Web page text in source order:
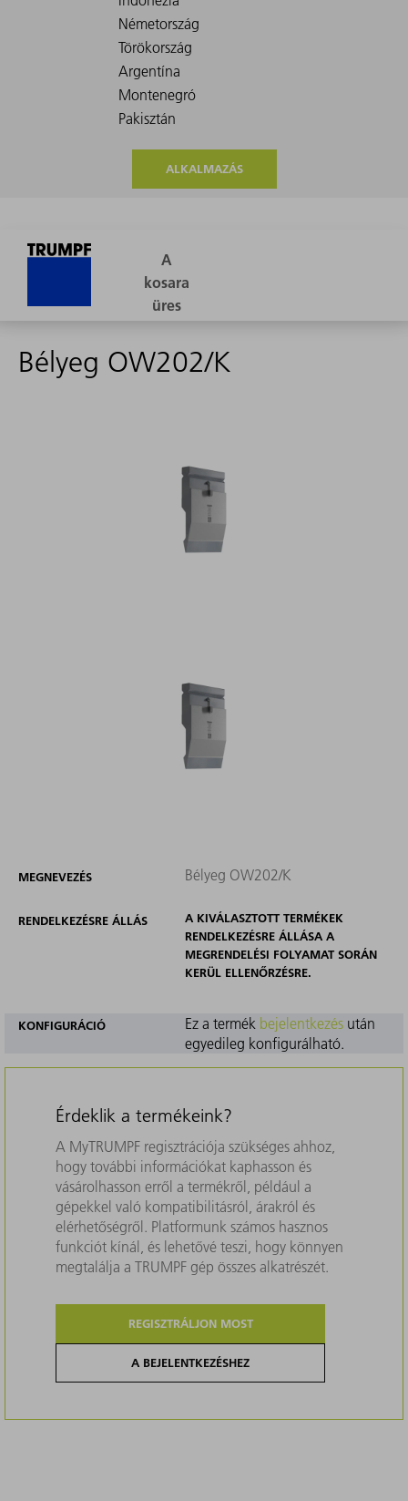
ALKALMAZÁS
Bélyeg OW202/K
MEGNEVEZÉS Bélyeg OW202/K
RENDELKEZÉSRE ÁLLÁS
A KIVÁLASZTOTT TERMÉKEK
RENDELKEZÉSRE ÁLLÁSA A
MEGRENDELÉSI FOLYAMAT SORÁN
KERÜL ELLENŐRZÉSRE.
KONFIGURÁCIÓ Ez a termék bejelentkezésután
egyedileg konfigurálható.
Érdeklik a termékeink?
A MyTRUMPF regisztrációja szükséges ahhoz,
hogy további információkat kaphasson és
vásárolhasson erről a termékről, például a
gépekkel való kompatibilitásról, árakról és
elérhetőségről. Platformunk számos hasznos
funkciót kínál, és lehetővé teszi, hogy könnyen
megtalálja a TRUMPF gép összes alkatrészét.
REGISZTRÁLJON MOST
A BEJELENTKEZÉSHEZ